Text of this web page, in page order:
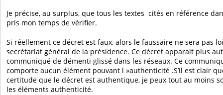
Je précise, au surplus, que tous les textes cités en référence
pris mon temps de vérifier.
Si réellement ce décret est faux, alors le faussaire ne sera pas
secrétariat général de la présidence. Ce décret apparait plus
communiqué de démenti glissé dans les réseaux. Ce
comporte aucun élément pouvant l »authenticité .S’il est clair
certitude que le décret est authentique, je peux tout au moins
les éléments authenticité.